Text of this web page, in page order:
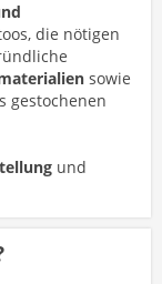
die nötigen
sowie
gestochenen
und